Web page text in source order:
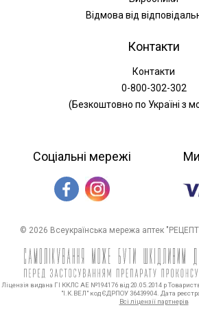
Відмова від
Контакти
Контакти
0-800-302-302
(Безкоштовно по Україні з
Соціальні мережі
© 2026 Всеукраїнська мережа аптек
Ліцензія видана ГІ ККЛС АЕ №194176 від 20.05.2014 р
"І.К.ВЕЛ" код ЄДРПОУ 36439904. Дата
Всі ліцензії партнерів